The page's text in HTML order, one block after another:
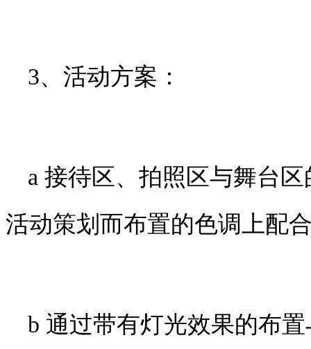
3、活动方案：
a 接待区、拍照区与舞台
活动策划 而布置的色调上配
b 通过带有灯光效果的布